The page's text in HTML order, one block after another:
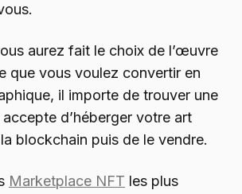
aurez fait le choix de l’œuvre
que vous voulez convertir en
il importe de trouver une
d’héberger votre art
blockchain puis de le vendre.
Marketplace NFT les plus